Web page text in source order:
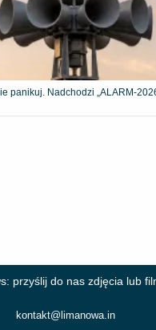
panikuj. Nadchodzi „ALARM-
przyślij do nas zdjęcia lub
kontakt@limanowa.in